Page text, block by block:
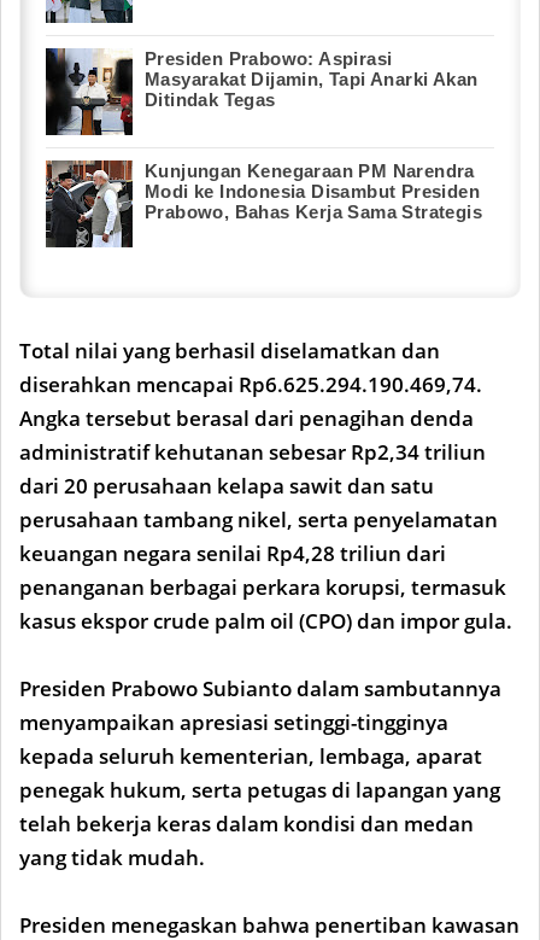
Presiden Prabowo: Aspirasi
Masyarakat Dijamin, Tapi Anarki Akan
Ditindak Tegas
Kunjungan Kenegaraan PM Narendra
Modi ke Indonesia Disambut Presiden
Prabowo, Bahas Kerja Sama Strategis
Total nilai yang berhasil diselamatkan dan
diserahkan mencapai Rp6.625.294.190.469,74.
Angka tersebut berasal dari penagihan denda
administratif kehutanan sebesar Rp2,34 triliun
dari 20 perusahaan kelapa sawit dan satu
perusahaan tambang nikel, serta penyelamatan
keuangan negara senilai Rp4,28 triliun dari
penanganan berbagai perkara korupsi, termasuk
kasus ekspor crude palm oil (CPO) dan impor gula.
Presiden Prabowo Subianto dalam sambutannya
menyampaikan apresiasi setinggi-tingginya
kepada seluruh kementerian, lembaga, aparat
penegak hukum, serta petugas di lapangan yang
telah bekerja keras dalam kondisi dan medan
yang tidak mudah.
Presiden menegaskan bahwa penertiban kawasan